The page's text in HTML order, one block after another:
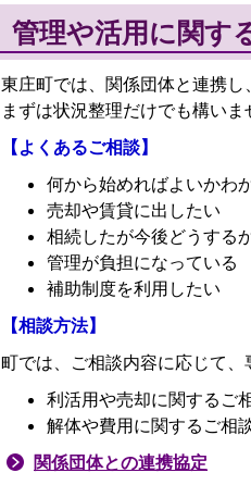
管理や活用に関す
東庄町では、関係団体と連携し
まずは状況整理だけでも構いま
【よくあるご相談】
何から始めればよいかわ
売却や賃貸に出したい
相続したが今後どうする
管理が負担になっている
補助制度を利用したい
【相談方法】
町では、ご相談内容に応じて、
利活用や売却に関するご
解体や費用に関するご相
関係団体との連携協定